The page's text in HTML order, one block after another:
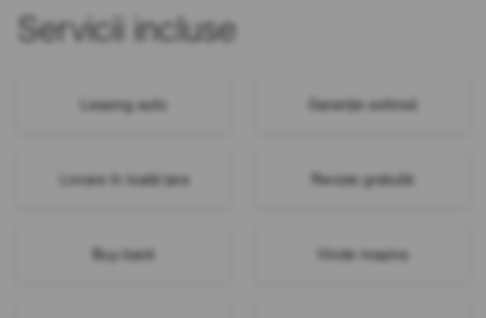
Servicii incluse
Leasing auto Garanție extinsă
Livrare în toată țara Revizie gratuită
Buy-back Vinde mașina